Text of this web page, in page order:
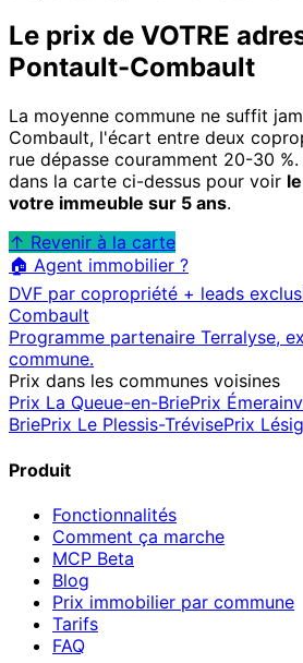
Le prix de VOTRE
Pontault-Combault
La moyenne commune ne suffit
Combault, l'écart entre deux
rue dépasse couramment 20-30
dans la carte ci-dessus pour voir
votre immeuble sur 5 ans.
↑ Revenir à la carte
🏠 Agent immobilier ?
DVF par copropriété + leads
Combault
Programme partenaire Terralyse,
commune.
Prix dans les communes voisines
Prix La Queue-en-BriePrix
BriePrix Le Plessis-TrévisePrix
Produit
Fonctionnalités
Comment ça marche
MCP Beta
Blog
Prix immobilier par commune
Tarifs
FAQ